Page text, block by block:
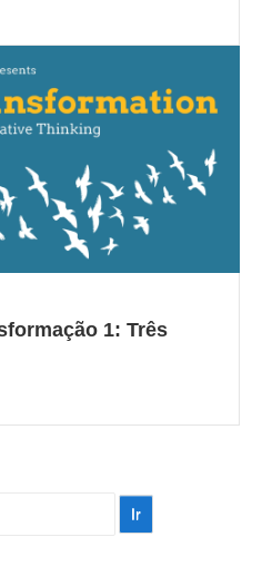
1: Três